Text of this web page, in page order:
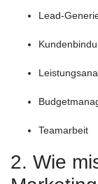
Lead-
Teamarbeit
2. Wie